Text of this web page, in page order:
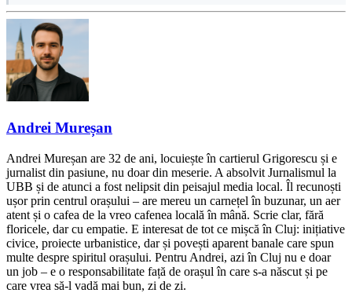
Andrei Mureșan
Andrei Mureșan are 32 de ani, locuiește în cartierul Grigorescu și e
jurnalist din pasiune, nu doar din meserie. A absolvit Jurnalismul la
UBB și de atunci a fost nelipsit din peisajul media local. Îl recunoști
ușor prin centrul orașului – are mereu un carnețel în buzunar, un aer
atent și o cafea de la vreo cafenea locală în mână. Scrie clar, fără
floricele, dar cu empatie. E interesat de tot ce mișcă în Cluj: inițiative
civice, proiecte urbanistice, dar și povești aparent banale care spun
multe despre spiritul orașului. Pentru Andrei, azi în Cluj nu e doar
un job – e o responsabilitate față de orașul în care s-a născut și pe
care vrea să-l vadă mai bun, zi de zi.